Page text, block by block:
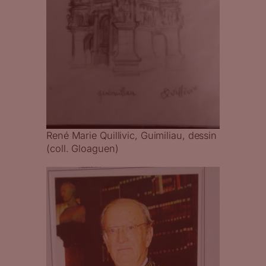
René Marie Quillivic, Guimiliau, dessin
(coll. Gloaguen)